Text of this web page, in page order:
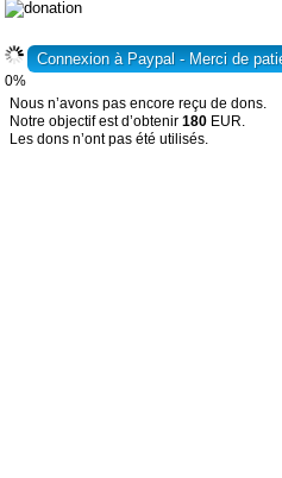
0%
Nous n’avons pas encore reçu de dons.
Notre objectif est d’obtenir 180 EUR.
Les dons n’ont pas été utilisés.